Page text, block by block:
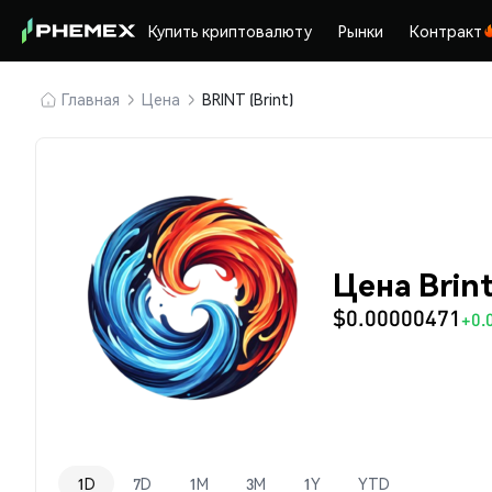
Купить криптовалюту Рынки Контракт
Главная Цена BRINT (Brint)
Цена
$0.00000471
1D 7D 1M 3M 1Y YTD